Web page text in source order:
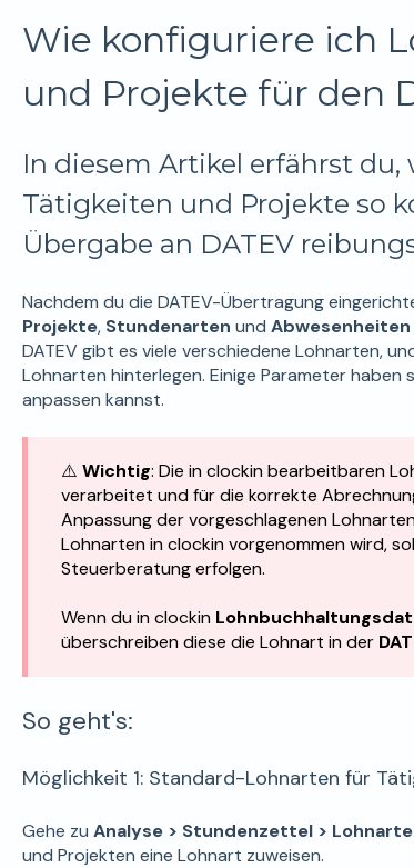
Wie konfiguriere ich
und Projekte für den
In diesem Artikel erfährst
Tätigkeiten und Projekte so
Übergabe an DATEV
Nachdem du die DATEV-Übertragung
Projekte, Stundenarten und Abwesenheiten
DATEV gibt es viele verschiedene Lohnarten,
Lohnarten hinterlegen. Einige Parameter
anpassen kannst.
⚠️ Wichtig: Die in clockin bearbeitbaren
verarbeitet und für die korrekte
Anpassung der vorgeschlagenen
Lohnarten in clockin vorgenommen wird,
Steuerberatung erfolgen.
Wenn du in clockin
überschreiben diese die Lohnart in der
So geht's:
Möglichkeit 1: Standard-Lohnarten für
Gehe zu Analyse > Stundenzettel >
und Projekten eine Lohnart zuweisen.